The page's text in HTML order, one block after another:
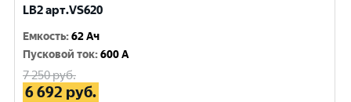
LB2 арт.VS620
Емкость:62 Ач
Пусковой ток:600 A
7 250руб.
6 692 руб.